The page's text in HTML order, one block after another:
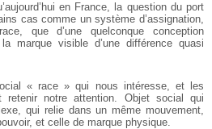
en France, la question du port
cas comme un système d’assignation,
que d’une quelconque conception
marque visible d’une différence quasi
« race » qui nous intéresse, et les
retenir notre attention. Objet social qui
qui relie dans un même mouvement,
et celle de marque physique.